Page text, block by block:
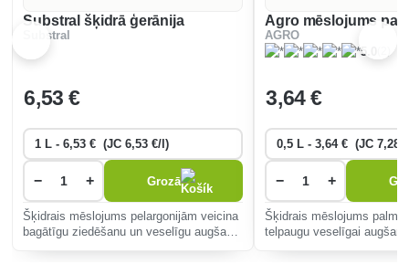
Substral šķidrā ģerānija
Substral
6,53 €
− + Grozā
Šķidrais mēslojums pelargonijām veicina
bagātīgu ziedēšanu un veselīgu augšanu.
Agro mēslojums
AGRO
5.0
3,64 €
− +
Šķidrais mēslojums palmu
telpaugu veselīgai